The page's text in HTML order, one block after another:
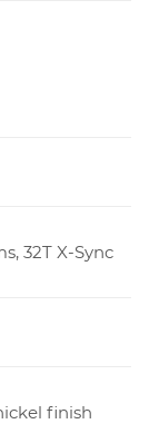
32T X-Sync
finish